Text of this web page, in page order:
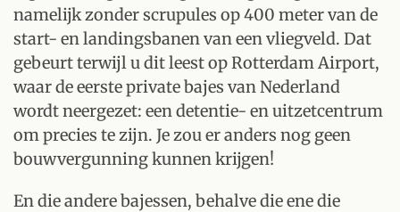
namelijk zonder scrupules op 400 meter van de
start- en landingsbanen van een vliegveld. Dat
gebeurt terwijl u dit leest op Rotterdam Airport,
waar de eerste private bajes van Nederland
wordt neergezet: een detentie- en uitzetcentrum
om precies te zijn. Je zou er anders nog geen
bouwvergunning kunnen krijgen!
En die andere bajessen, behalve die ene die